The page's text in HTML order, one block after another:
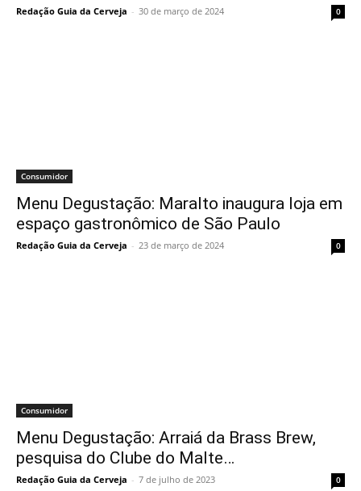
Redação Guia da Cerveja - 30 de março de 2024 0
Consumidor
Menu Degustação: Maralto inaugura loja em
espaço gastronômico de São Paulo
Redação Guia da Cerveja - 23 de março de 2024 0
Consumidor
Menu Degustação: Arraiá da Brass Brew,
pesquisa do Clube do Malte…
Redação Guia da Cerveja - 7 de julho de 2023 0